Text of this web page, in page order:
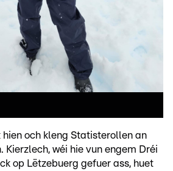
hien och kleng Statisterollen an
Kierzlech, wéi hie vun engem Dréi
op Lëtzebuerg gefuer ass, huet